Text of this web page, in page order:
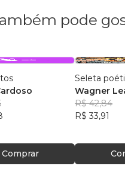
pode
Comprar
Seleta
Wagner
R$ 42,84
R$ 33,91